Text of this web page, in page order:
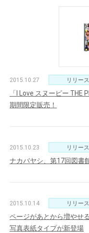
2015.10.27 リリース
「I Love スヌーピー THE
期間限定販売！
2015.10.23 リリース
ナカバヤシ、第17回図書
2015.10.14 リリース
ページがあとから増やせ
写真表紙タイプが新登場